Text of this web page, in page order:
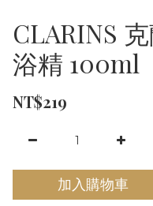
CLARINS
浴精 100ml
NT$219
加入購物車